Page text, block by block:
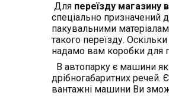
Для переїзду магазину
спеціально призначений
пакувальними
такого переїзду.
надамо вам коробки для
В автопарку є машини як
дрібногабаритних речей.
вантажні машини Ви